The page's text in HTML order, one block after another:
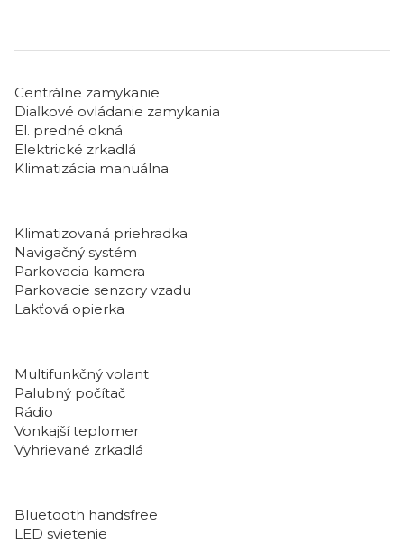
Centrálne zamykanie
Diaľkové ovládanie zamykania
El. predné okná
Elektrické zrkadlá
Klimatizácia manuálna
Klimatizovaná priehradka
Navigačný systém
Parkovacia kamera
Parkovacie senzory vzadu
Lakťová opierka
Multifunkčný volant
Palubný počítač
Rádio
Vonkajší teplomer
Vyhrievané zrkadlá
Bluetooth handsfree
LED svietenie